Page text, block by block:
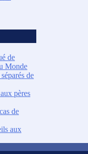
de
Monde
de
pères
de
aux